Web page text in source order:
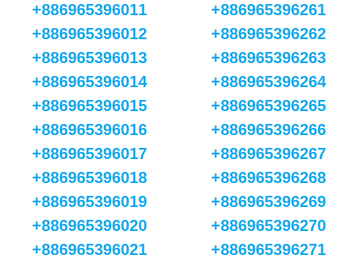
+886965396011
+886965396012
+886965396013
+886965396014
+886965396015
+886965396016
+886965396017
+886965396018
+886965396019
+886965396020
+886965396021
+886965396261
+886965396262
+886965396263
+886965396264
+886965396265
+886965396266
+886965396267
+886965396268
+886965396269
+886965396270
+886965396271